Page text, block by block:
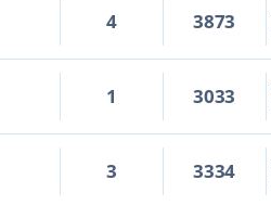
4 3873
1 3033
3 3334